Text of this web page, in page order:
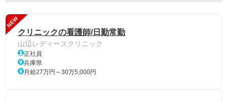
NEW
クリニックの看護師/日勤常勤
山辺レディースクリニック
正社員
兵庫県
月給27万円～30万5,000円